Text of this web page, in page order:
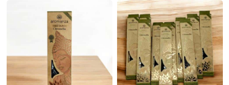
Velas Y Velones